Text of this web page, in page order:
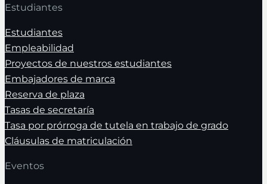
Estudiantes
Estudiantes
Empleabilidad
Proyectos de nuestros estudiantes
Embajadores de marca
Reserva de plaza
Tasas de secretaría
Tasa por prórroga de tutela en trabajo de grado
Cláusulas de matriculación
Eventos